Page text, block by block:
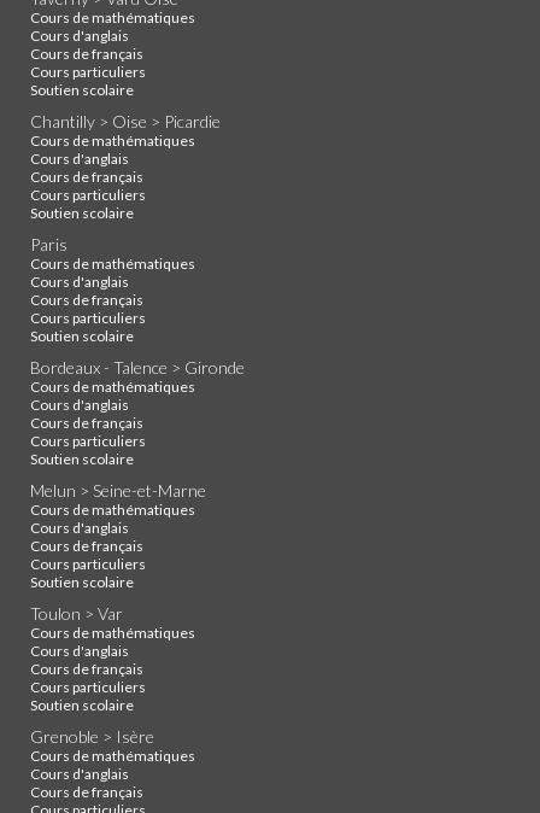
Cours de mathématiques
Cours d'anglais
Cours de français
Cours particuliers
Soutien scolaire
Chantilly > Oise > Picardie
Cours de mathématiques
Cours d'anglais
Cours de français
Cours particuliers
Soutien scolaire
Paris
Cours de mathématiques
Cours d'anglais
Cours de français
Cours particuliers
Soutien scolaire
Bordeaux - Talence > Gironde
Cours de mathématiques
Cours d'anglais
Cours de français
Cours particuliers
Soutien scolaire
Melun > Seine-et-Marne
Cours de mathématiques
Cours d'anglais
Cours de français
Cours particuliers
Soutien scolaire
Toulon > Var
Cours de mathématiques
Cours d'anglais
Cours de français
Cours particuliers
Soutien scolaire
Grenoble > Isère
Cours de mathématiques
Cours d'anglais
Cours de français